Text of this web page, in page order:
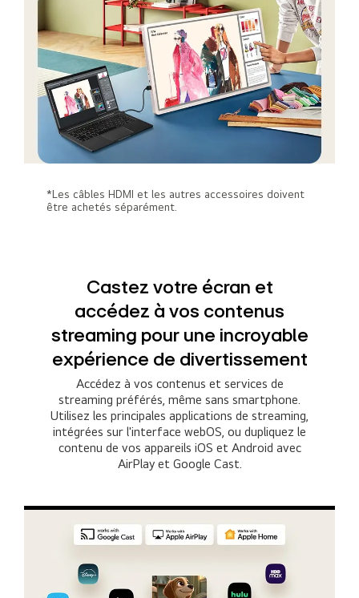
*Les câbles HDMI et les autres accessoires doivent
être achetés séparément.
Castez votre écran et
accédez à vos contenus
streaming pour une incroyable
expérience de divertissement
Accédez à vos contenus et services de
streaming préférés, même sans smartphone.
Utilisez les principales applications de streaming,
intégrées sur l'interface webOS, ou dupliquez le
contenu de vos appareils iOS et Android avec
AirPlay et Google Cast.